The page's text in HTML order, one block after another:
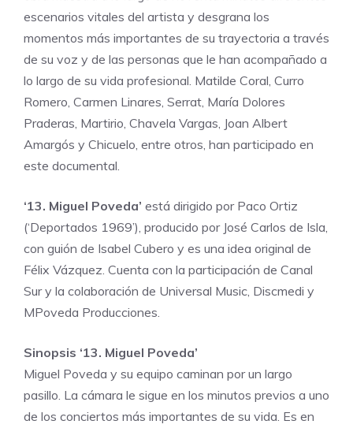
escenarios vitales del artista y desgrana los
momentos más importantes de su trayectoria a través
de su voz y de las personas que le han acompañado a
lo largo de su vida profesional. Matilde Coral, Curro
Romero, Carmen Linares, Serrat, María Dolores
Praderas, Martirio, Chavela Vargas, Joan Albert
Amargós y Chicuelo, entre otros, han participado en
este documental.
‘13. Miguel Poveda’ está dirigido por Paco Ortiz
(‘Deportados 1969’), producido por José Carlos de Isla,
con guión de Isabel Cubero y es una idea original de
Félix Vázquez. Cuenta con la participación de Canal
Sur y la colaboración de Universal Music, Discmedi y
MPoveda Producciones.
Sinopsis ‘13. Miguel Poveda’
Miguel Poveda y su equipo caminan por un largo
pasillo. La cámara le sigue en los minutos previos a uno
de los conciertos más importantes de su vida. Es en